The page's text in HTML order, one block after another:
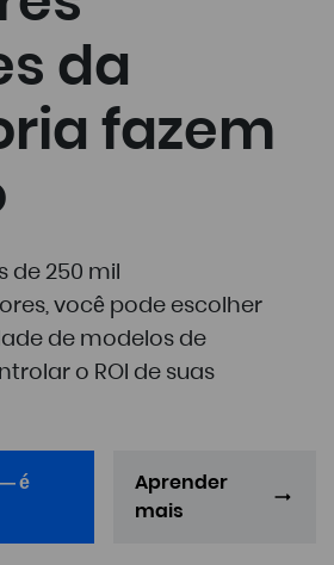
da
fazem
de 250 mil
você pode escolher
de modelos de
o ROI de suas
é
Aprender
mais